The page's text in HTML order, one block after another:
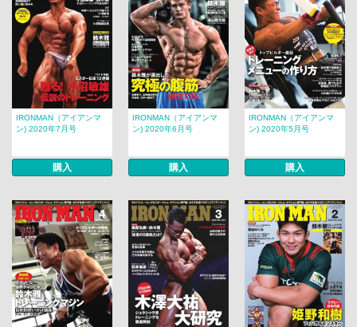
IRONMAN（アイアンマ
ン) 2020年7月号
購入
IRONMAN（アイアンマ
ン) 2020年6月号
購入
IRONMAN（アイアンマ
ン) 2020年5月号
購入